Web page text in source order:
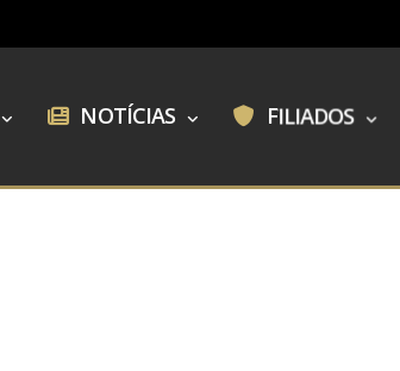
NOTÍCIAS FILIADOS